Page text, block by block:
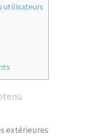
utilisateurs
extérieures